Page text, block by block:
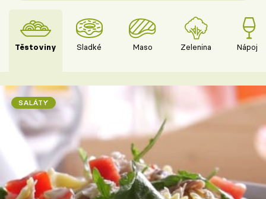
Těstoviny Sladké Maso Zelenina Nápoje
SALÁTY